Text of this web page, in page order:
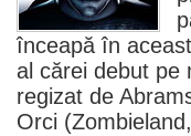
înceapă în
al cărei debut pe
regizat de
Orci (Zombieland